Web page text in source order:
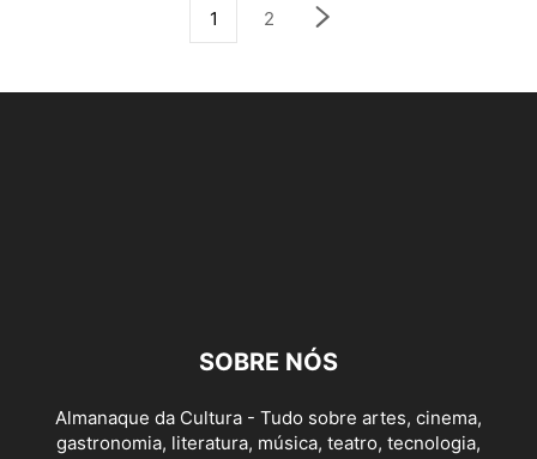
1 2
SOBRE NÓS
Almanaque da Cultura - Tudo sobre artes, cinema,
gastronomia, literatura, música, teatro, tecnologia,